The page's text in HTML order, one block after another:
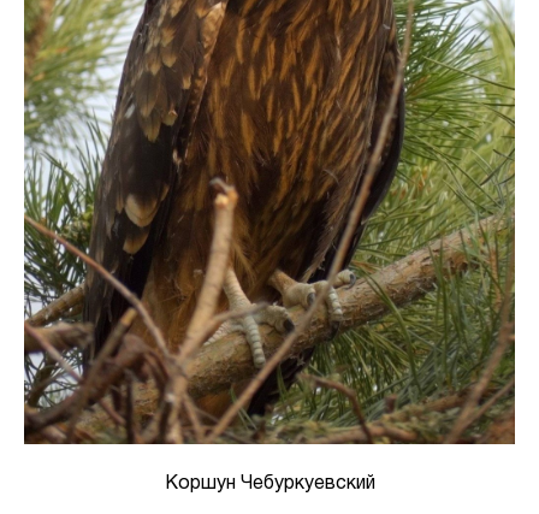
Коршун Чебуркуевский